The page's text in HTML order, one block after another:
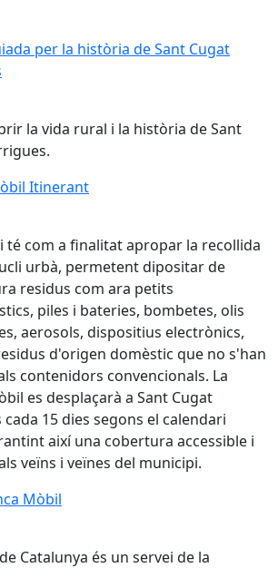
per la història de Sant Cugat
per la història de Sant Cugat
la vida rural i la història de Sant
Itinerant
té com a finalitat apropar la recollida
urbà, permetent dipositar de
residus com ara petits
piles i bateries, bombetes, olis
aerosols, dispositius electrònics,
d'origen domèstic que no s'han
contenidors convencionals. La
es desplaçarà a Sant Cugat
15 dies segons el calendari
així una cobertura accessible i
veïns i veïnes del municipi.
Mòbil
Catalunya és un servei de la